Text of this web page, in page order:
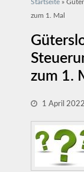
Sie sind
Startseite »
zum 1. Mal
zum 1.
1 April 2022